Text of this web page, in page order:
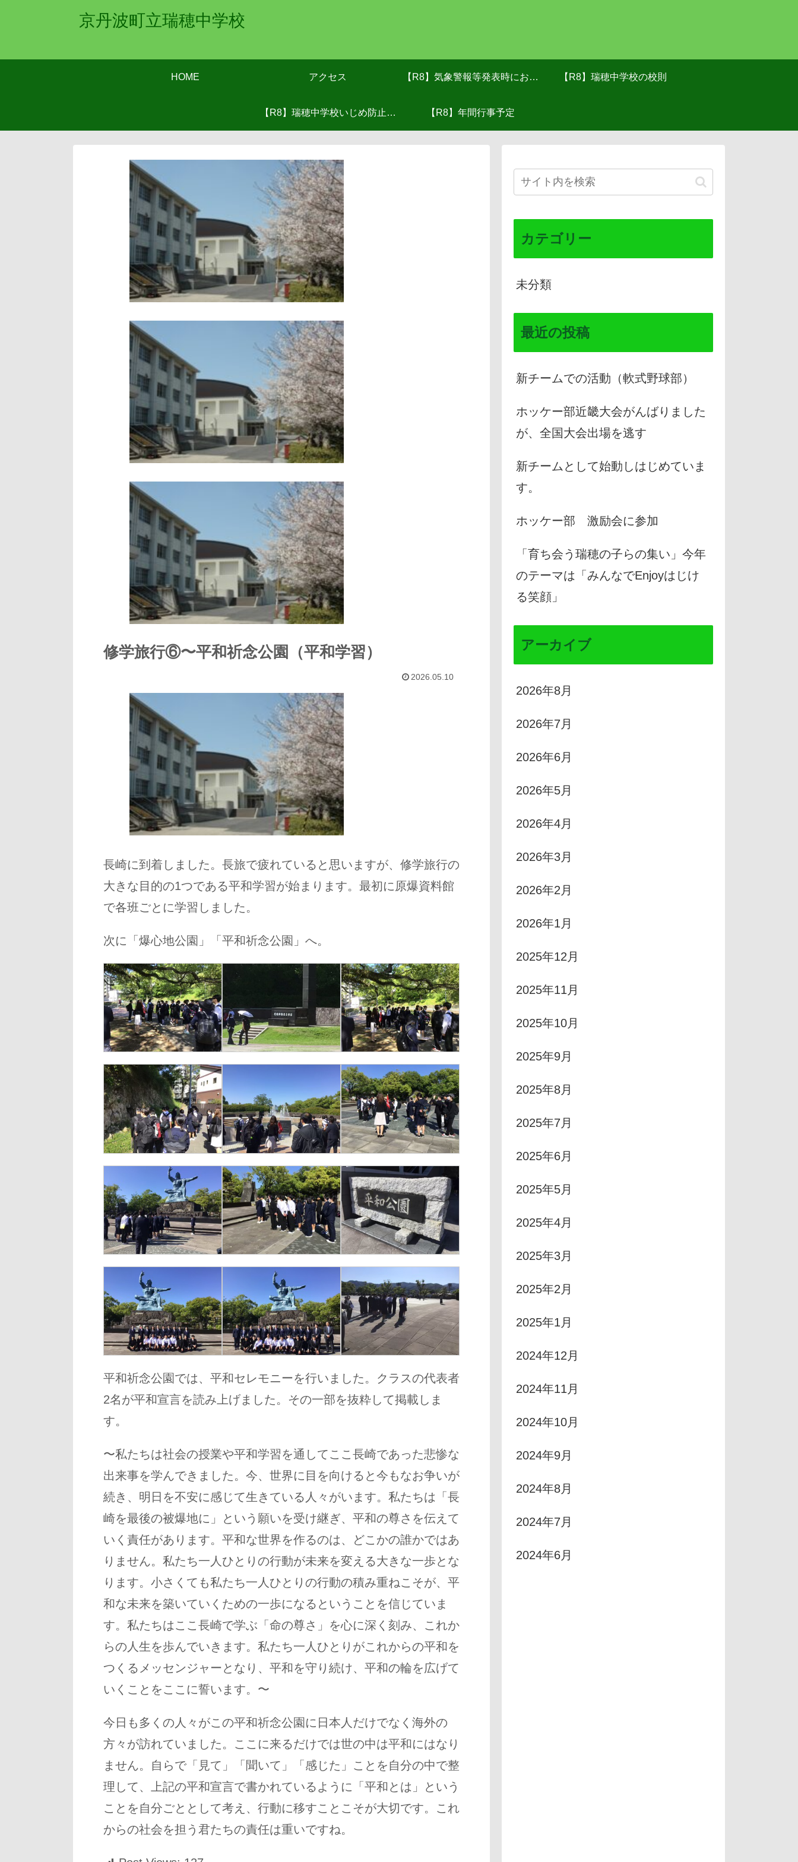
京丹波町立瑞穂中学校
HOME アクセス 【R8】気象警報等発表時におけ
る対応(R8.６月改訂）
【R8】瑞穂中学校の校則
【R8】瑞穂中学校いじめ防止基
本方針
【R8】年間行事予定
修学旅行⑥〜平和祈念公園（平和学習）
2026.05.10
長崎に到着しました。長旅で疲れていると思いますが、修学旅行の
大きな目的の1つである平和学習が始まります。最初に原爆資料館
で各班ごとに学習しました。
次に「爆心地公園」「平和祈念公園」へ。
平和祈念公園では、平和セレモニーを行いました。クラスの代表者
2名が平和宣言を読み上げました。その一部を抜粋して掲載しま
す。
〜私たちは社会の授業や平和学習を通してここ長崎であった悲惨な
出来事を学んできました。今、世界に目を向けると今もなお争いが
続き、明日を不安に感じて生きている人々がいます。私たちは「長
崎を最後の被爆地に」という願いを受け継ぎ、平和の尊さを伝えて
いく責任があります。平和な世界を作るのは、どこかの誰かではあ
りません。私たち一人ひとりの行動が未来を変える大きな一歩とな
ります。小さくても私たち一人ひとりの行動の積み重ねこそが、平
和な未来を築いていくための一歩になるということを信じていま
す。私たちはここ長崎で学ぶ「命の尊さ」を心に深く刻み、これか
らの人生を歩んでいきます。私たち一人ひとりがこれからの平和を
つくるメッセンジャーとなり、平和を守り続け、平和の輪を広げて
いくことをここに誓います。〜
今日も多くの人々がこの平和祈念公園に日本人だけでなく海外の
方々が訪れていました。ここに来るだけでは世の中は平和にはなり
ません。自らで「見て」「聞いて」「感じた」ことを自分の中で整
理して、上記の平和宣言で書かれているように「平和とは」という
ことを自分ごととして考え、行動に移すことこそが大切です。これ
からの社会を担う君たちの責任は重いですね。
カテゴリー
未分類
最近の投稿
新チームでの活動（軟式野球部）
ホッケー部近畿大会がんばりました
が、全国大会出場を逃す
新チームとして始動しはじめていま
す。
ホッケー部 激励会に参加
「育ち会う瑞穂の子らの集い」今年
のテーマは「みんなでEnjoyはじけ
る笑顔」
アーカイブ
2026年8月
2026年7月
2026年6月
2026年5月
2026年4月
2026年3月
2026年2月
2026年1月
2025年12月
2025年11月
2025年10月
2025年9月
2025年8月
2025年7月
2025年6月
2025年5月
2025年4月
2025年3月
2025年2月
2025年1月
2024年12月
2024年11月
2024年10月
2024年9月
2024年8月
2024年7月
2024年6月